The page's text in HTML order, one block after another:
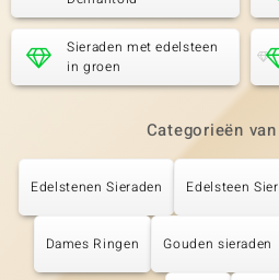
Sieraden met edelsteen
in groen
Categorieën
Edelstenen Sieraden Edelsteen
Dames Ringen Gouden sieraden